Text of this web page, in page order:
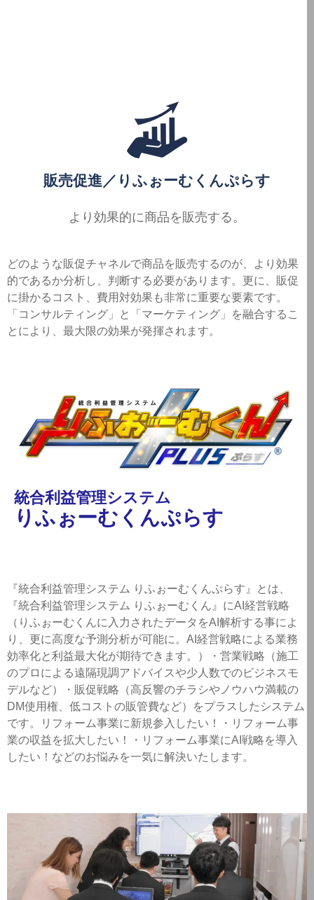
販売促進／りふぉーむくんぷらす
より効果的に商品を販売する。
どのような販促チャネルで商品を販売するのが、より効果
的であるか分析し、判断する必要があります。更に、販促
に掛かるコスト、費用対効果も非常に重要な要素です。
「コンサルティング」と「マーケティング」を融合するこ
とにより、最大限の効果が発揮されます。
統合利益管理システム
りふぉーむくんぷらす
『統合利益管理システム りふぉーむくんぷらす』とは、
『統合利益管理システム りふぉーむくん』にAI経営戦略
（りふぉーむくんに入力されたデータをAI解析する事によ
り、更に高度な予測分析が可能に。AI経営戦略による業務
効率化と利益最大化が期待できます。）・営業戦略（施工
のプロによる遠隔現調アドバイスや少人数でのビジネスモ
デルなど）・販促戦略（高反響のチラシやノウハウ満載の
DM使用権、低コストの販管費など）をプラスしたシステム
です。リフォーム事業に新規参入したい！・リフォーム事
業の収益を拡大したい！・リフォーム事業にAI戦略を導入
したい！などのお悩みを一気に解決いたします。